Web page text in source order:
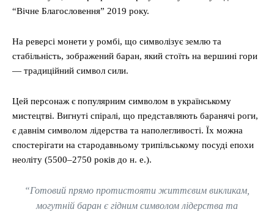
“Вічне Благословення” 2019 року.
На реверсі монети у ромбі, що символізує землю та
стабільність, зображений баран, який стоїть на вершині гори
— традиційний символ сили.
Цей персонаж є популярним символом в українському
мистецтві. Вигнуті спіралі, що представляють баранячі роги,
є давнім символом лідерства та наполегливості. Їх можна
спостерігати на стародавньому трипільському посуді епохи
неоліту (5500–2750 років до н. е.).
“Готовий прямо протистояти життєвим викликам,
могутній баран є гідним символом лідерства та